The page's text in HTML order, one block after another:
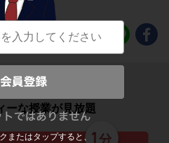
またはタップすると、
大人の学び直しまで
ーな授業が見放題